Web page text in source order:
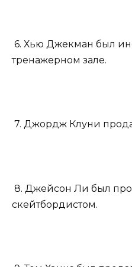
6. Хью Джекман был
тренажерном зале.
7. Джордж Клуни
8. Джейсон Ли был
скейтбордистом.